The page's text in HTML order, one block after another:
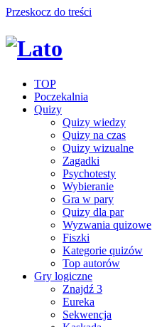
Przeskocz do treści
TOP
Poczekalnia
Quizy
Quizy wiedzy
Quizy na czas
Quizy wizualne
Zagadki
Psychotesty
Wybieranie
Gra w pary
Quizy dla par
Wyzwania quizowe
Fiszki
Kategorie quizów
Top autorów
Gry logiczne
Znajdź 3
Eureka
Sekwencja